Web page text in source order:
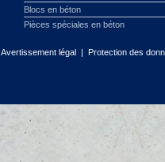
Blocs en béton
Pièces spéciales en béton
Avertissement légal | Protection des